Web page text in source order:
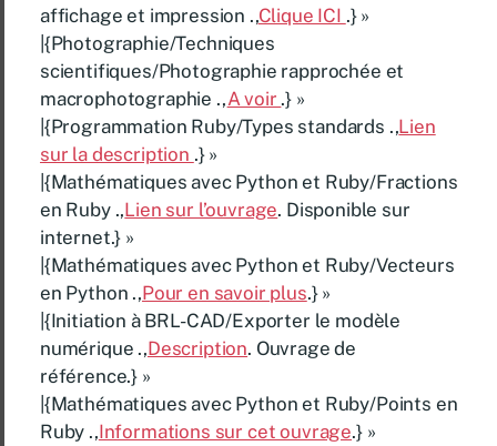
affichage et impression .,Clique ICI .} »
|{Photographie/Techniques
scientifiques/Photographie rapprochée et
macrophotographie .,A voir .} »
|{Programmation Ruby/Types standards .,Lien
sur la description .} »
|{Mathématiques avec Python et Ruby/Fractions
en Ruby .,Lien sur l’ouvrage. Disponible sur
internet.} »
|{Mathématiques avec Python et Ruby/Vecteurs
en Python .,Pour en savoir plus.} »
|{Initiation à BRL-CAD/Exporter le modèle
numérique .,Description. Ouvrage de
référence.} »
|{Mathématiques avec Python et Ruby/Points en
Ruby .,Informations sur cet ouvrage.} »